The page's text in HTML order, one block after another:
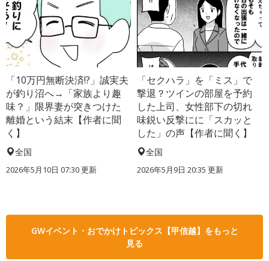
「10万円無断決済!?」誠実夫
が釣り沼へ→「家族より趣
味？」限界妻が突きつけた
離婚という結末【作者に聞
く】
全国
2026年5月10日 07:30 更新
「セクハラ」を「ミス」で
撃退？ツインの部屋を予約
した上司、女性部下の切れ
味鋭い反撃にに「スカッと
した」の声【作者に聞く】
全国
2026年5月9日 20:35 更新
GWイベント・おでかけトピックス【甲信越】をもっと
見る